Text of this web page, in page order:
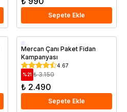
Sepete Ekle
Saksıda
Mercan Çanı Paket Fidan
Kampanyası
4.67
%21 ₺ 3.150
₺ 2.490
Sepete Ekle